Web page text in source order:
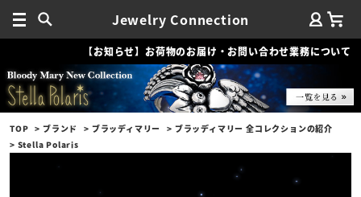
Jewelry Connection
【お知らせ】お荷物のお届け・お問い合わせ業務について
TOP ブランド ブラッディマリー
ブラッディマリー 全コレクションの紹介
Stella Polaris